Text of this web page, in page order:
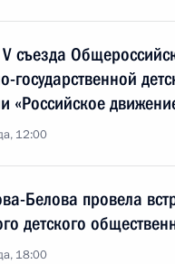
съезда
государственной
«Российское
12:00
Белова провела
детского
18:00